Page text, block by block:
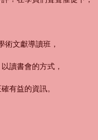
術文獻導讀班，
讀書會的方式，
有益的資訊。